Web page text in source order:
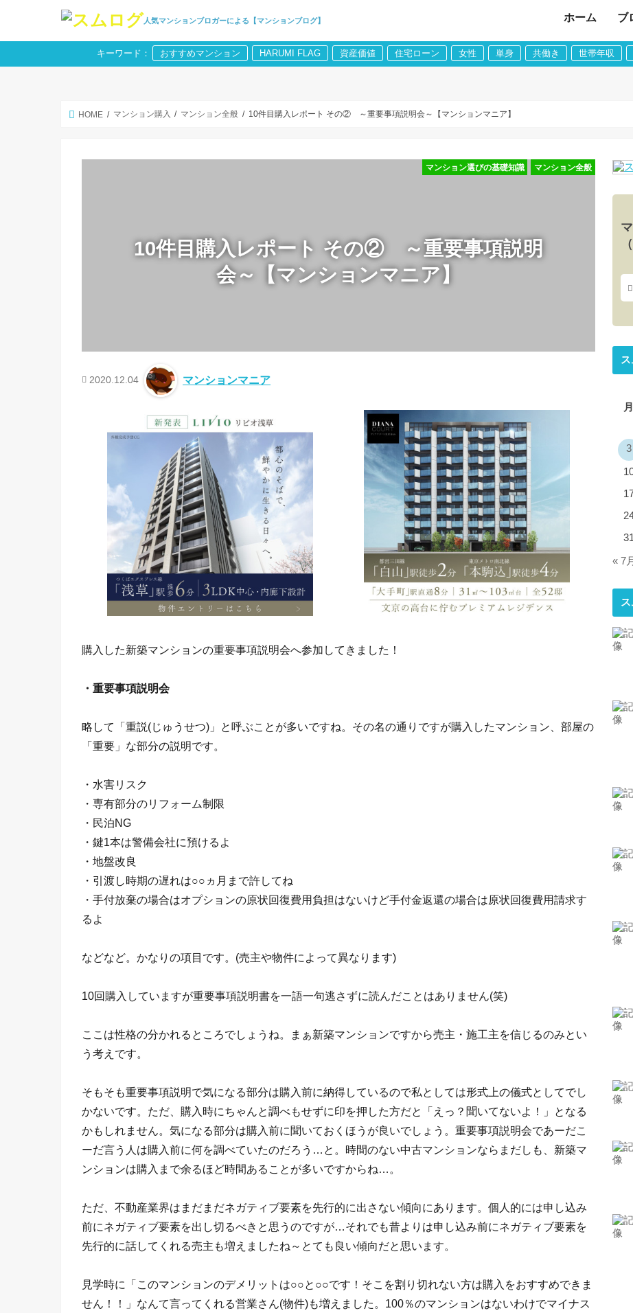
人気マンションブロガーによる【マンションブログ】
ホーム ブ
キーワード： おすすめマンション HARUMI FLAG 資産価値 住宅ローン 女性 単身 共働き 世帯年収
HOME マンション購入 マンション全般 10件目購入レポート その② ～重要事項説明会～【マンションマニア】
10件目購入レポート その② ～重要事項説明
会～【マンションマニア】
マンション全般
マンション選びの基礎知識
2020.12.04 マンションマニア
購入した新築マンションの重要事項説明会へ参加してきました！
・重要事項説明会
略して「重説(じゅうせつ)」と呼ぶことが多いですね。その名の通りですが購入したマンション、部屋の
「重要」な部分の説明です。
・水害リスク
・専有部分のリフォーム制限
・民泊NG
・鍵1本は警備会社に預けるよ
・地盤改良
・引渡し時期の遅れは○○ヵ月まで許してね
・手付放棄の場合はオプションの原状回復費用負担はないけど手付金返還の場合は原状回復費用請求す
るよ
などなど。かなりの項目です。(売主や物件によって異なります)
10回購入していますが重要事項説明書を一語一句逃さずに読んだことはありません(笑)
ここは性格の分かれるところでしょうね。まぁ新築マンションですから売主・施工主を信じるのみとい
う考えです。
そもそも重要事項説明で気になる部分は購入前に納得しているので私としては形式上の儀式としてでし
かないです。ただ、購入時にちゃんと調べもせずに印を押した方だと「えっ？聞いてないよ！」となる
かもしれません。気になる部分は購入前に聞いておくほうが良いでしょう。重要事項説明会であーだこ
ーだ言う人は購入前に何を調べていたのだろう…と。時間のない中古マンションならまだしも、新築マ
ンションは購入まで余るほど時間あることが多いですからね…。
ただ、不動産業界はまだまだネガティブ要素を先行的に出さない傾向にあります。個人的には申し込み
前にネガティブ要素を出し切るべきと思うのですが…それでも昔よりは申し込み前にネガティブ要素を
先行的に話してくれる売主も増えましたね～とても良い傾向だと思います。
見学時に「このマンションのデメリットは○○と○○です！そこを割り切れない方は購入をおすすめできま
せん！！」なんて言ってくれる営業さん(物件)も増えました。100％のマンションはないわけでマイナス
月
3
« 7月